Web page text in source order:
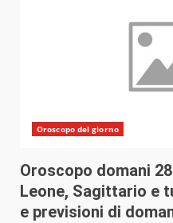
Oroscopo del giorno
Oroscopo domani
Leone, Sagittario e
e previsioni di